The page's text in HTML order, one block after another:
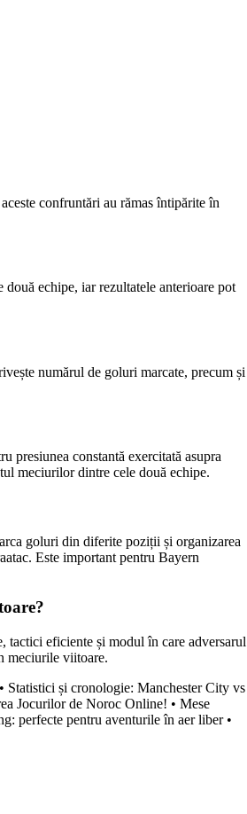
confruntări au rămas întipărite în
echipe, iar rezultatele anterioare pot
numărul de goluri marcate, precum și
constantă exercitată asupra
meciurilor dintre cele două echipe.
goluri din diferite poziții și organizarea
Este important pentru Bayern
tactici eficiente și modul în care adversarul
meciurile viitoare.
• Statistici și cronologie: Manchester City vs
Jocurilor de Noroc Online! • Mese
perfecte pentru aventurile în aer liber•